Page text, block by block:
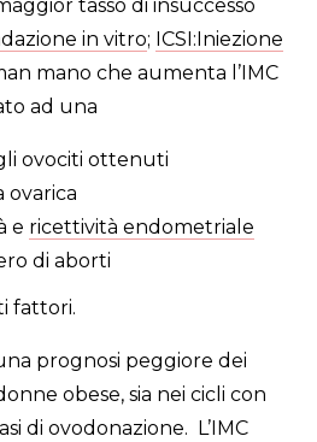
tasso di insuccesso
in vitro; ICSI:Iniezione
mano che aumenta l’IMC
ad una
ovociti ottenuti
ovarica
e ricettività endometriale
di aborti
fattori.
prognosi peggiore dei
obese, sia nei cicli con
di ovodonazione. L’IMC